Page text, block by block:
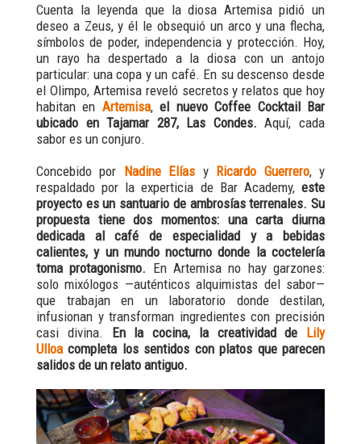
Cuenta la leyenda que la diosa Artemisa pidió un
deseo a Zeus, y él le obsequió un arco y una flecha,
símbolos de poder, independencia y protección. Hoy,
un rayo ha despertado a la diosa con un antojo
particular: una copa y un café. En su descenso desde
el Olimpo, Artemisa reveló secretos y relatos que hoy
habitan en Artemisa,el nuevo Coffee Cocktail Bar
ubicado en Tajamar 287, Las Condes. Aquí, cada
sabor es un conjuro.
Concebido por Nadine Elías y Ricardo Guerrero, y
respaldado por la experticia de Bar Academy, este
proyecto es un santuario de ambrosías terrenales. Su
propuesta tiene dos momentos: una carta diurna
dedicada al café de especialidad y a bebidas
calientes, y un mundo nocturno donde la coctelería
toma protagonismo. En Artemisa no hay garzones:
solo mixólogos —auténticos alquimistas del sabor—
que trabajan en un laboratorio donde destilan,
infusionan y transforman ingredientes con precisión
casi divina. En la cocina, la creatividad de Lily
Ulloa completa los sentidos con platos que parecen
salidos de un relato antiguo.